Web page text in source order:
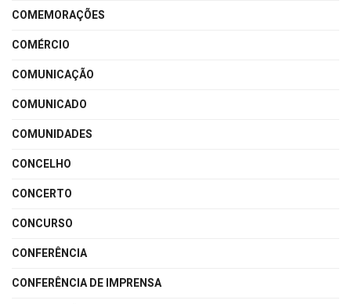
COMEMORAÇÕES
COMÉRCIO
COMUNICAÇÃO
COMUNICADO
COMUNIDADES
CONCELHO
CONCERTO
CONCURSO
CONFERÊNCIA
CONFERÊNCIA DE IMPRENSA